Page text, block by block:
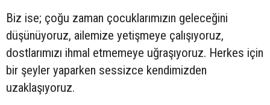
Biz ise; çoğu zaman çocuklarımızın geleceğini
düşünüyoruz, ailemize yetişmeye çalışıyoruz,
dostlarımızı ihmal etmemeye uğraşıyoruz. Herkes için
bir şeyler yaparken sessizce kendimizden
uzaklaşıyoruz.